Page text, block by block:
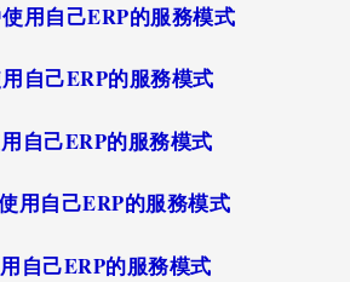
用自己ERP的服務模式
自己ERP的服務模式
自己ERP的服務模式
用自己ERP的服務模式
自己ERP的服務模式